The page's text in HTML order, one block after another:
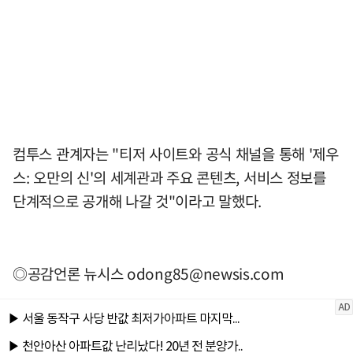
컴투스 관계자는 "티저 사이트와 공식 채널을 통해 '제우
스: 오만의 신'의 세계관과 주요 콘텐츠, 서비스 정보를
단계적으로 공개해 나갈 것"이라고 말했다.
◎공감언론 뉴시스odong85@newsis.com